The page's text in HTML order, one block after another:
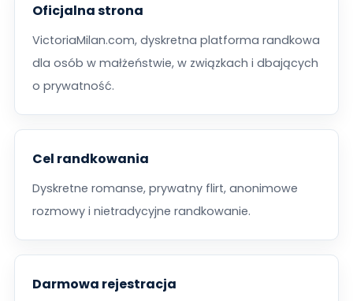
Oficjalna strona
VictoriaMilan.com, dyskretna platforma randkowa
dla osób w małżeństwie, w związkach i dbających
o prywatność.
Cel randkowania
Dyskretne romanse, prywatny flirt, anonimowe
rozmowy i nietradycyjne randkowanie.
Darmowa rejestracja